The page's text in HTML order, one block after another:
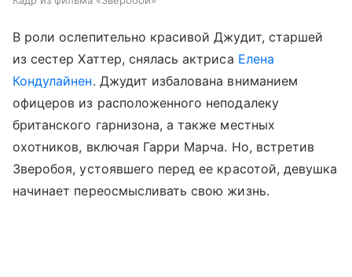
В роли ослепительно красивой Джудит, старшей
из сестер Хаттер, снялась актриса Елена
Кондулайнен. Джудит избалована вниманием
офицеров из расположенного неподалеку
британского гарнизона, а также местных
охотников, включая Гарри Марча. Но, встретив
Зверобоя, устоявшего перед ее красотой, девушка
начинает переосмысливать свою жизнь.